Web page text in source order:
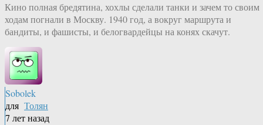
Кино полная бредятина, хохлы сделали танки и зачем то своим
ходам погнали в Москву. 1940 год, а вокруг маршрута и
бандиты, и фашисты, и белогвардейцы на конях скачут.
Sobolek
для Толян
7 лет назад